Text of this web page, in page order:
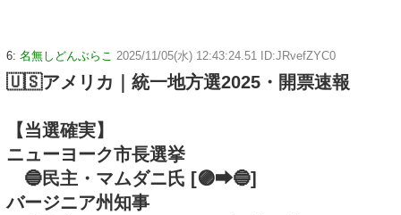
6: 名無しどんぶらこ 2025/11/05(水) 12:43:24.51 ID:JRvefZYC0
🇺🇸アメリカ｜統一地方選2025・開票速報
【当選確実】
ニューヨーク市長選挙
🔵民主・マムダニ氏 [🟣⮕🔵]
バージニア州知事